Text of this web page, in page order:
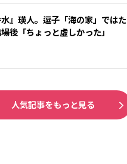
水』瑛人。逗子「海の家」では
後「ちょっと虚しかった」
人気記事をもっと見る